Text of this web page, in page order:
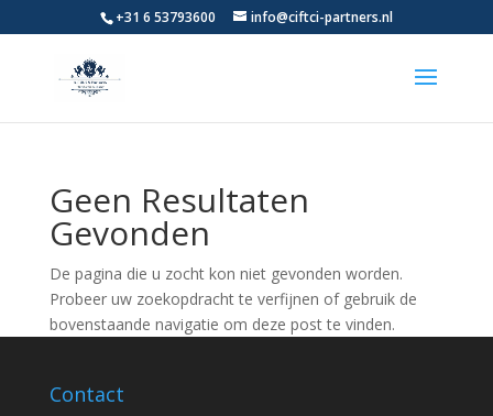
+31 6 53793600 info@ciftci-partners.nl
Geen Resultaten
Gevonden
De pagina die u zocht kon niet gevonden worden.
Probeer uw zoekopdracht te verfijnen of gebruik de
bovenstaande navigatie om deze post te vinden.
Contact